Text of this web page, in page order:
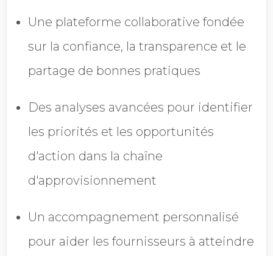
Une plateforme collaborative fondée
sur la confiance, la transparence et le
partage de bonnes pratiques
Des analyses avancées pour identifier
les priorités et les opportunités
d'action dans la chaîne
d'approvisionnement
Un accompagnement personnalisé
pour aider les fournisseurs à atteindre